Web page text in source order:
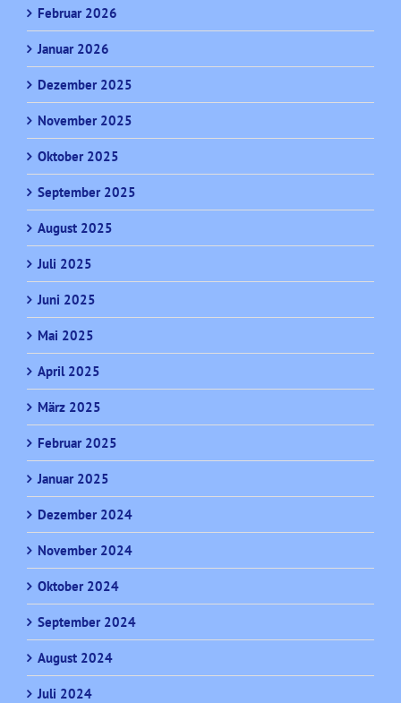
Februar 2026
Januar 2026
Dezember 2025
November 2025
Oktober 2025
September 2025
August 2025
Juli 2025
Juni 2025
Mai 2025
April 2025
März 2025
Februar 2025
Januar 2025
Dezember 2024
November 2024
Oktober 2024
September 2024
August 2024
Juli 2024